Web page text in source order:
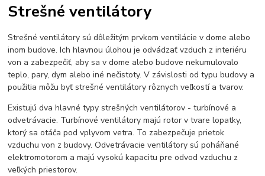
Strešné ventilátory
Strešné ventilátory sú dôležitým prvkom ventilácie v dome alebo
inom budove. Ich hlavnou úlohou je odvádzať vzduch z interiéru
von a zabezpečiť, aby sa v dome alebo budove nekumulovalo
teplo, pary, dym alebo iné nečistoty. V závislosti od typu budovy a
použitia môžu byť strešné ventilátory rôznych veľkostí a tvarov.
Existujú dva hlavné typy strešných ventilátorov - turbínové a
odvetrávacie. Turbínové ventilátory majú rotor v tvare lopatky,
ktorý sa otáča pod vplyvom vetra. To zabezpečuje prietok
vzduchu von z budovy. Odvetrávacie ventilátory sú poháňané
elektromotorom a majú vysokú kapacitu pre odvod vzduchu z
veľkých priestorov.